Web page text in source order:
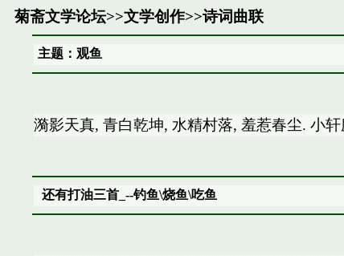
菊斋文学论坛>>文学创作>>诗词曲联
主题：观鱼
漪影天真, 青白乾坤, 水精村落, 羞惹春尘. 小
还有打油三首_--钓鱼\烧鱼\吃鱼